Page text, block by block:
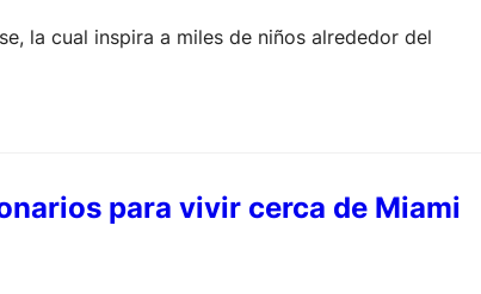
la cual inspira a miles de niños alrededor del
para vivir cerca de Miami